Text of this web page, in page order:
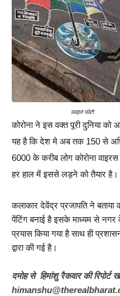
फ़ाइल फोटो
कोरोना ने इस वक्त पूरी दुनिया को
यह है कि देश मे अब तक 150 से
6000 के करीब लोग कोरोना
हर हाल में इससे लड़ने को तैयार है।
कलाकार देवेंद्र प्रजापति ने बताया
पेंटिंग बनाई है इसके माध्यम से
प्रयास किया गया है साथ ही
द्वारा की गई है।